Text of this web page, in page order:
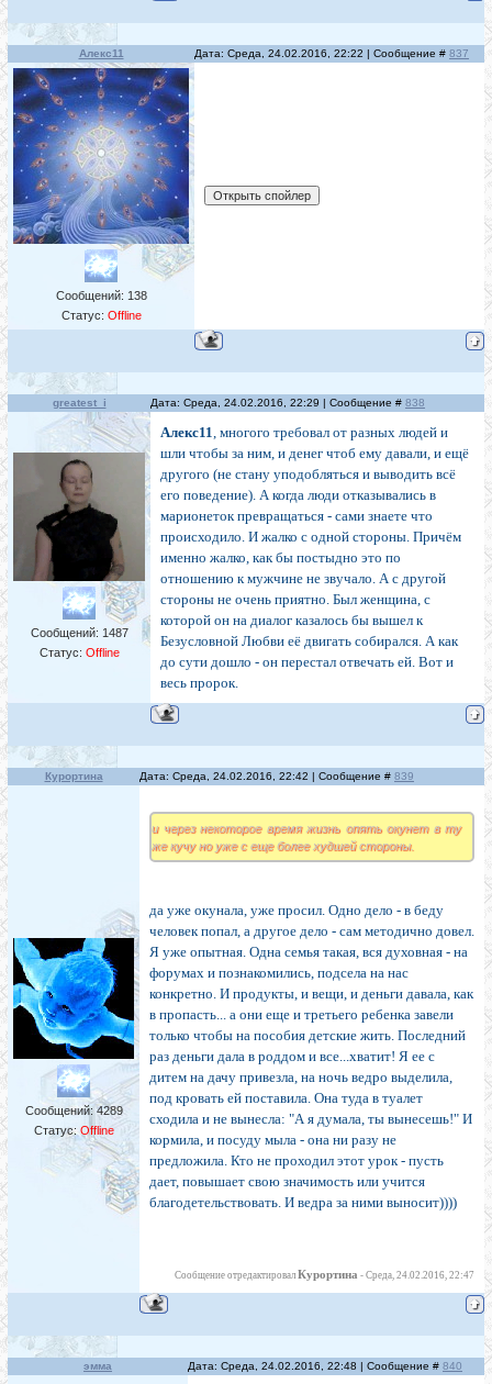
Алекс11 Дата: Среда, 24.02.2016, 22:22 | Сообщение # 837
Сообщений: 138
Статус: Offline
greatest_i Дата: Среда, 24.02.2016, 22:29 | Сообщение # 838
Сообщений: 1487
Статус: Offline
Алекс11, многого требовал от разных людей и
шли чтобы за ним, и денег чтоб ему давали, и ещё
другого (не стану уподобляться и выводить всё
его поведение). А когда люди отказывались в
марионеток превращаться - сами знаете что
происходило. И жалко с одной стороны. Причём
именно жалко, как бы постыдно это по
отношению к мужчине не звучало. А с другой
стороны не очень приятно. Был женщина, с
которой он на диалог казалось бы вышел к
Безусловной Любви её двигать собирался. А как
до сути дошло - он перестал отвечать ей. Вот и
весь пророк.
Курортина Дата: Среда, 24.02.2016, 22:42 | Сообщение # 839
Сообщений: 4289
Статус: Offline
и через некоторое время жизнь опять окунет в ту
же кучу но уже с еще более худшей стороны.
да уже окунала, уже просил. Одно дело - в беду
человек попал, а другое дело - сам методично довел.
Я уже опытная. Одна семья такая, вся духовная - на
форумах и познакомились, подсела на нас
конкретно. И продукты, и вещи, и деньги давала, как
в пропасть... а они еще и третьего ребенка завели
только чтобы на пособия детские жить. Последний
раз деньги дала в роддом и все...хватит! Я ее с
дитем на дачу привезла, на ночь ведро выделила,
под кровать ей поставила. Она туда в туалет
сходила и не вынесла: "А я думала, ты вынесешь!" И
кормила, и посуду мыла - она ни разу не
предложила. Кто не проходил этот урок - пусть
дает, повышает свою значимость или учится
благодетельствовать. И ведра за ними выносит))))
Сообщение отредактировал Курортина - Среда, 24.02.2016, 22:47
эмма Дата: Среда, 24.02.2016, 22:48 | Сообщение # 840